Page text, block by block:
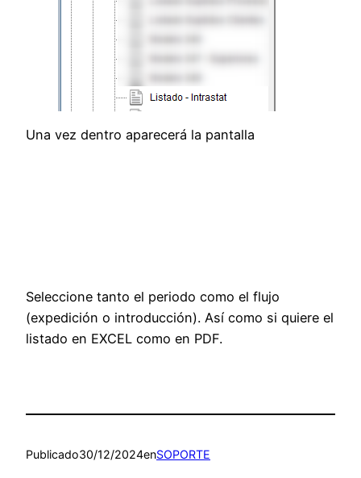
Una vez dentro aparecerá la pantalla
Seleccione tanto el periodo como el flujo
(expedición o introducción). Así como si quiere el
listado en EXCEL como en PDF.
Publicado30/12/2024enSOPORTE